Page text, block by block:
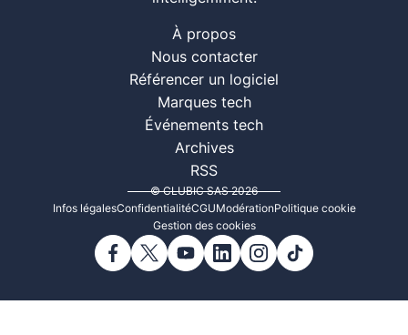
À propos
Nous contacter
Référencer un logiciel
Marques tech
Événements tech
Archives
RSS
© CLUBIC SAS 2026
Infos légalesConfidentialitéCGUModérationPolitique cookie
Gestion des cookies